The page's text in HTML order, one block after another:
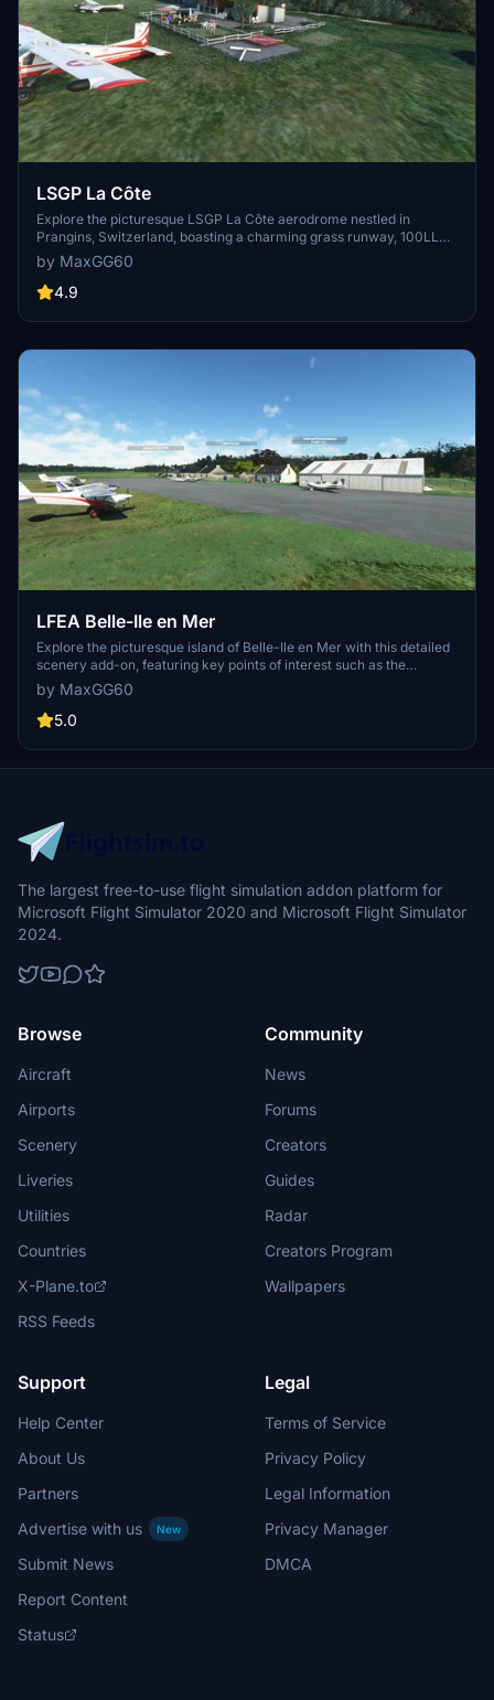
LSGP La Côte
Explore the picturesque LSGP La Côte aerodrome nestled in
Prangins, Switzerland, boasting a charming grass runway, 100LL
station, and artistically adorned hangars. Embark on your flights in
this tranquil setting between Geneva and Lausanne, with ongoing
updates to enhance your virtual aviation experience.
by MaxGG60
4.9
LFEA Belle-Ile en Mer
Explore the picturesque island of Belle-Ile en Mer with this detailed
scenery add-on, featuring key points of interest such as the
aerodrome, lighthouses, and the Palace with its citadel. Enjoy an
enhanced coastline with removed unsightly trees, and anticipate
more POIs to be added in the future. This add-on is compatible with
experience.
by MaxGG60
5.0
The largest free-to-use flight simulation addon platform for
Microsoft Flight Simulator 2020 and Microsoft Flight Simulator
2024.
Browse
Aircraft
Airports
Scenery
Liveries
Utilities
Countries
X-Plane.to
RSS Feeds
Community
News
Forums
Creators
Guides
Radar
Creators Program
Wallpapers
Support
Help Center
About Us
Partners
Advertise with us
New
Submit News
Report Content
Status
Legal
Terms of Service
Privacy Policy
Legal Information
Privacy Manager
DMCA